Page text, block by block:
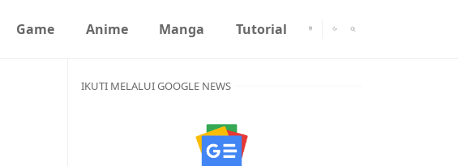
Game Anime Manga Tutorial
IKUTI MELALUI GOOGLE NEWS